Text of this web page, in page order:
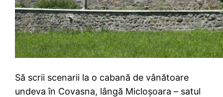
Să scrii scenarii la o cabană de vânătoare
undeva în Covasna, lângă Micloşoara – satul